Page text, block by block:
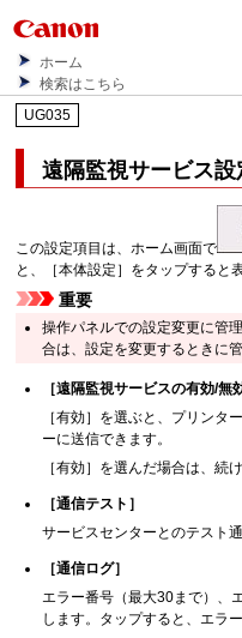
ホーム
検索はこちら
UG035
遠隔監視サービス設
この設定項目は、ホーム画面で
と、［本体設定 ］をタップすると
重要
操作パネルでの設定変更に管
合は、設定を変更するときに
［遠隔監視サービスの有効/無
［有効］を選ぶと、プリンタ
ーに送信できます。
［有効］を選んだ場合は、続
［通信テスト ］
サービスセンターとのテスト
［通信ログ］
エラー番号（最大30まで）、
します。タップすると、エラ